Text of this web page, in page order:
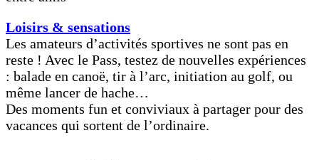
Loisirs & sensations
Les amateurs d’activités sportives ne sont pas en
reste ! Avec le Pass, testez de nouvelles expériences
: balade en canoë, tir à l’arc, initiation au golf, ou
même lancer de hache…
Des moments fun et conviviaux à partager pour des
vacances qui sortent de l’ordinaire.